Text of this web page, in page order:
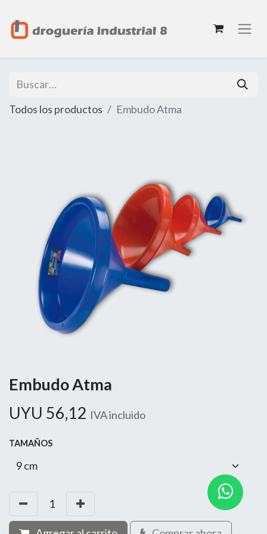
Todos los productos Embudo Atma
Embudo Atma
UYU 56,12 IVA incluido
TAMAÑOS